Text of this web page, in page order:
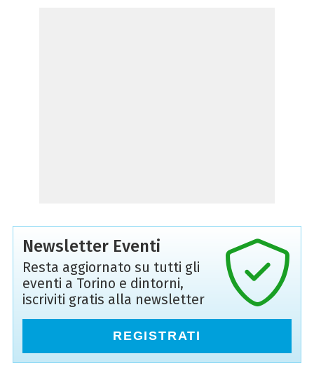
Newsletter Eventi
Resta aggiornato su tutti gli
eventi a Torino e dintorni,
iscriviti gratis alla newsletter
REGISTRATI